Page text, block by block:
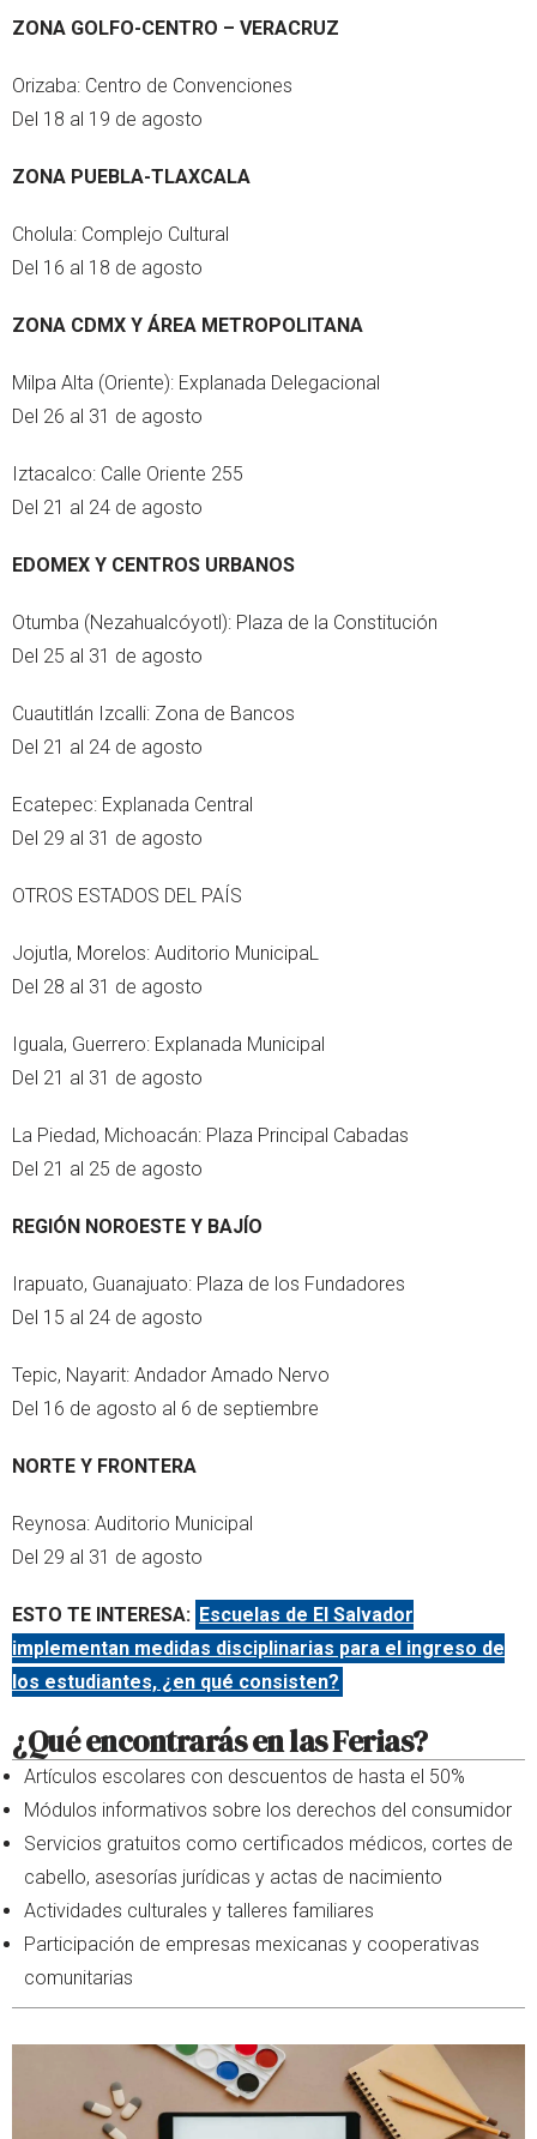
ZONA GOLFO-CENTRO – VERACRUZ
Orizaba: Centro de Convenciones
Del 18 al 19 de agosto
ZONA PUEBLA-TLAXCALA
Cholula: Complejo Cultural
Del 16 al 18 de agosto
ZONA CDMX Y ÁREA METROPOLITANA
Milpa Alta (Oriente): Explanada Delegacional
Del 26 al 31 de agosto
Iztacalco: Calle Oriente 255
Del 21 al 24 de agosto
EDOMEX Y CENTROS URBANOS
Otumba (Nezahualcóyotl): Plaza de la Constitución
Del 25 al 31 de agosto
Cuautitlán Izcalli: Zona de Bancos
Del 21 al 24 de agosto
Ecatepec: Explanada Central
Del 29 al 31 de agosto
OTROS ESTADOS DEL PAÍS
Jojutla, Morelos: Auditorio MunicipaL
Del 28 al 31 de agosto
Iguala, Guerrero: Explanada Municipal
Del 21 al 31 de agosto
La Piedad, Michoacán: Plaza Principal Cabadas
Del 21 al 25 de agosto
REGIÓN NOROESTE Y BAJÍO
Irapuato, Guanajuato: Plaza de los Fundadores
Del 15 al 24 de agosto
Tepic, Nayarit: Andador Amado Nervo
Del 16 de agosto al 6 de septiembre
NORTE Y FRONTERA
Reynosa: Auditorio Municipal
Del 29 al 31 de agosto
ESTO TE INTERESA: Escuelas de El Salvador
implementan medidas disciplinarias para el ingreso de
los estudiantes, ¿en qué consisten?
¿Qué encontrarás en las Ferias?
Artículos escolares con descuentos de hasta el 50%
Módulos informativos sobre los derechos del consumidor
Servicios gratuitos como certificados médicos, cortes de
cabello, asesorías jurídicas y actas de nacimiento
Actividades culturales y talleres familiares
Participación de empresas mexicanas y cooperativas
comunitarias